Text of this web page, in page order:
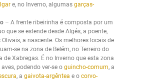
e, no Inverno, algumas garças-
– A frente ribeirinha é composta por um
que se estende desde Algés, a poente,
a nascente. Os melhores locais de
se na zona de Belém, no Terreiro do
de Xabregas. É no Inverno que esta zona
podendo ver-se o guincho-comum, a
, a gaivota-argêntea e o corvo-